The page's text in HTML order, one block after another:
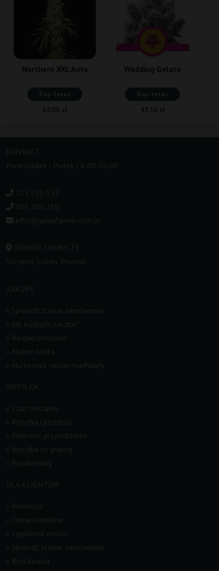
Northern XXL Auto
Kup teraz
65,00 zł
Wedding Gelato
Kup teraz
49,30 zł
KONTAKT
Poniedziałek - Piatek / 8:00-16:00
723 320 553
505 200 780
info@ganjafarmer.com.pl
ODBIÓR OSOBISTY
Szczecin, Lublin, Poznań
ZAKUPY
Sprawdź status zamówienia
Jak wygląda paczka?
Bezpieczeństwo
Numer konta
Hurtownia nasion marihuany
WYSYŁKA
Czas dostawy
Wysyłka i płatność
Płatność przy odbiorze
Wysyłka za granicę
Paczkomaty
DLA KLIENTÓW
Promocje
Opinie klientów
Legalność nasion
Sprawdź status zamówienia
Reklamacja